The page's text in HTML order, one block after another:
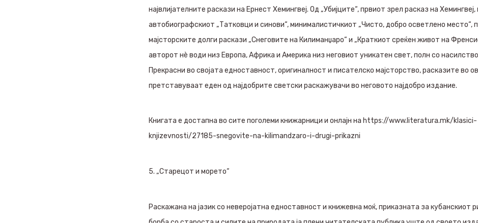
највлијателните раскази на Ернест Хемингвеј. Од „Убијците“, првиот зрел расказ на Хемингвеј,
автобиографскиот „Татковци и синови“, минималистичкиот „Чисто, добро осветлено местo“,
мајсторските долги раскази „Снеговите на Килиманџаро“ и „Краткиот среќен живот на
авторот нè води низ Европа, Африка и Америка низ неговиот уникатен свет, полн со
Прекрасни во својата едноставност, оригиналност и писателско мајсторство, расказите во
претставуваат еден од најдобрите светски раскажувачи во неговото најдобро издание.
Книгата е достапна во сите поголеми книжарници и онлајн на https://www.literatura.mk/klasici-
knjizevnosti/27185-snegovite-na-kilimandzaro-i-drugi-prikazni
5. „Старецот и морето“
Раскажана на јазик со неверојатна едноставност и книжевна моќ, приказната за кубанскиот